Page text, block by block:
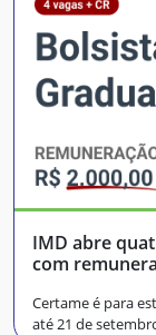
IMD abre
com
Certame é para
até 21 de